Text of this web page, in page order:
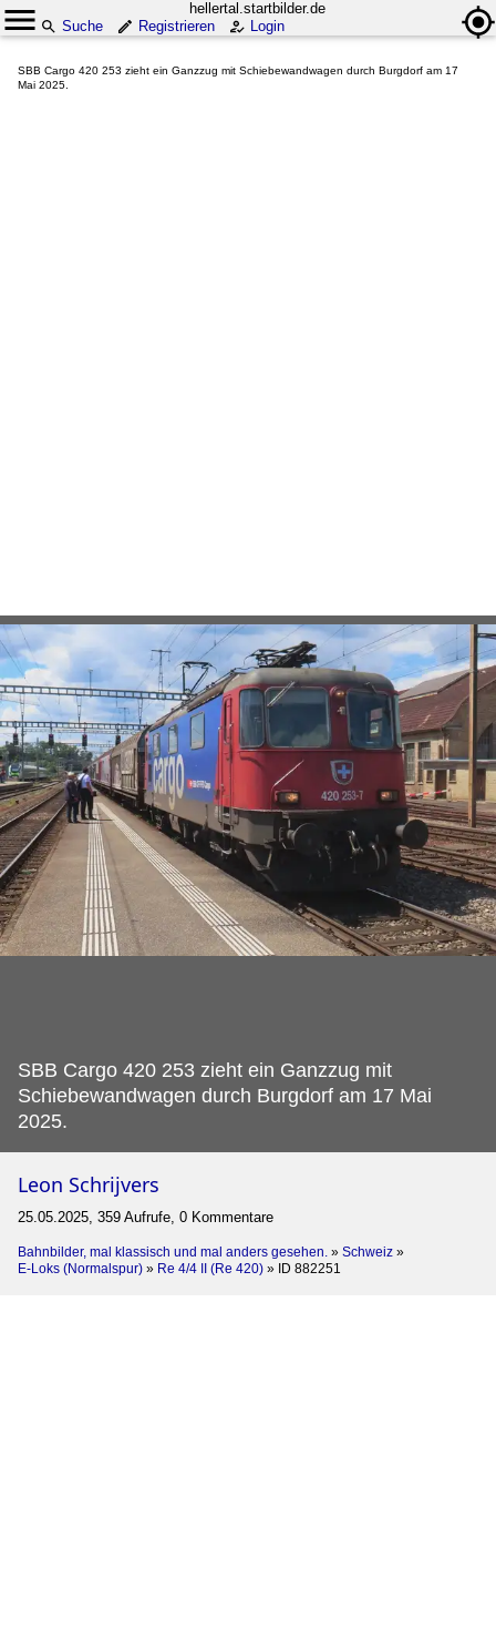
hellertal.startbilder.de
Suche
Registrieren Login
SBB Cargo 420 253 zieht ein Ganzzug mit Schiebewandwagen durch Burgdorf am 17
Mai 2025.
SBB Cargo 420 253 zieht ein Ganzzug mit
Schiebewandwagen durch Burgdorf am 17 Mai
2025.
Leon Schrijvers
25.05.2025, 359 Aufrufe, 0 Kommentare
Bahnbilder, mal klassisch und mal anders gesehen. » Schweiz »
E-Loks (Normalspur) » Re 4/4 II (Re 420) » ID 882251